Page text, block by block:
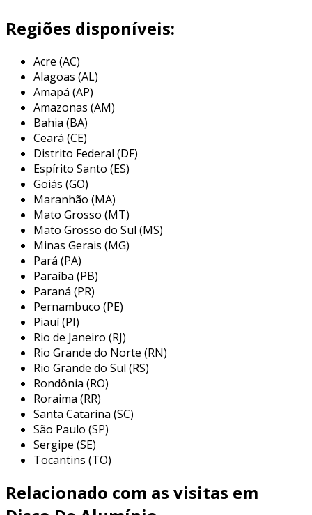
maneira homogênea, resultando em uma
crosta crocante e no derretimento perfeito do
queijo.
além disso, o disco de alumínio é leve e fácil de
manusear, o que facilita o transporte da pizza
do local de montagem para o forno. um dos
grandes benefícios do uso de alumínio é sua
resistência à corrosão e à deformação, o que
significa que esses discos podem ser utilizados
repetidamente sem comprometer sua
integridade.
principais aplicações do disco de
alumínio para pizza
os discos de alumínio têm aplicações diversas,
especialmente em estabelecimentos que
trabalham com pizzas, como pizzarias,
restaurantes e até mesmo em casas que
buscam preparar pizzas de qualidade
profissional. aqui estão algumas das principais
aplicações:
pizzarias:são utilizados como base para
montar e assar as pizzas, garantindo um
cozimento uniforme e a fácil remoção
delas do forno.
pizza como parte do cardápio, o disco de
alumínio auxilia na apresentação e no
Regiões disponíveis:
Acre (AC)
Alagoas (AL)
Amapá (AP)
Amazonas (AM)
Bahia (BA)
Ceará (CE)
Distrito Federal (DF)
Espírito Santo (ES)
Goiás (GO)
Maranhão (MA)
Mato Grosso (MT)
Mato Grosso do Sul (MS)
Minas Gerais (MG)
Pará (PA)
Paraíba (PB)
Paraná (PR)
Pernambuco (PE)
Piauí (PI)
Rio de Janeiro (RJ)
Rio Grande do Norte (RN)
Rio Grande do Sul (RS)
Rondônia (RO)
Roraima (RR)
Santa Catarina (SC)
São Paulo (SP)
Sergipe (SE)
Tocantins (TO)
Relacionado com as visitas em